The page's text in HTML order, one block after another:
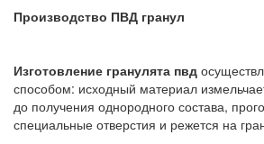
Производство ПВД гранул
Изготовление гранулята пвд
способом: исходный материал
до получения однородного состава,
специальные отверстия и режется на